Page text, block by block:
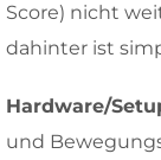
Score) nicht
dahinter ist
Hardware/
und